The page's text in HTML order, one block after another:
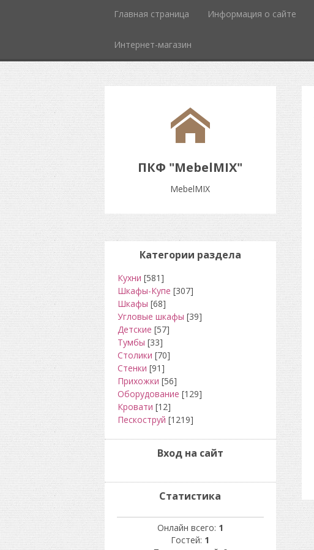
Главная страница Информация о сайте
Интернет-магазин
ПКФ "MebelMIX"
MebelMIX
Категории раздела
Кухни [581]
Шкафы-Купе [307]
Шкафы [68]
Угловые шкафы [39]
Детские [57]
Тумбы [33]
Столики [70]
Стенки [91]
Прихожки [56]
Оборудование [129]
Кровати [12]
Пескоструй [1219]
Вход на сайт
Статистика
Онлайн всего: 1
Гостей: 1